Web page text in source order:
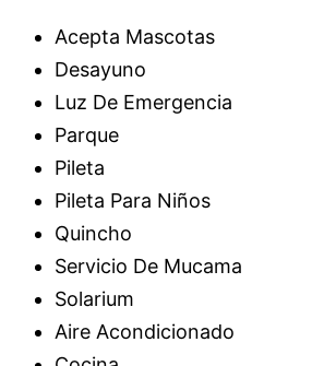
Acepta Mascotas
Desayuno
Luz De Emergencia
Parque
Pileta
Pileta Para Niños
Quincho
Servicio De Mucama
Solarium
Aire Acondicionado